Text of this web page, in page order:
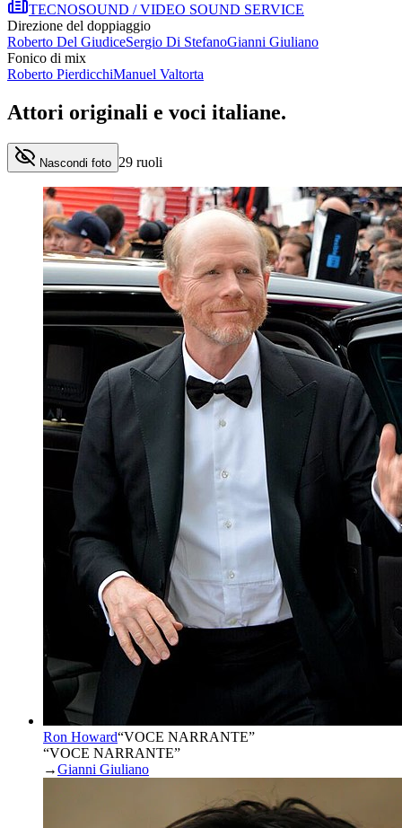
TECNOSOUND / VIDEO SOUND SERVICE
Direzione del doppiaggio
Roberto Del GiudiceSergio Di StefanoGianni Giuliano
Fonico di mix
Roberto PierdicchiManuel Valtorta
Attori originali e voci italiane.
Nascondi foto 29 ruoli
Ron Howard“VOCE NARRANTE”
“VOCE NARRANTE”
→Gianni Giuliano